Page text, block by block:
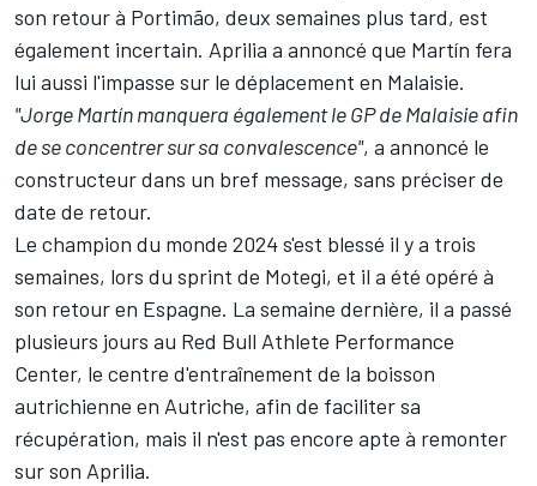
son retour à Portimão, deux semaines plus tard, est
également incertain. Aprilia a annoncé que Martín fera
lui aussi l'impasse sur le déplacement en Malaisie.
"Jorge Martín manquera également le GP de Malaisie afin
de se concentrer sur sa convalescence", a annoncé le
constructeur dans un bref message, sans préciser de
date de retour.
Le champion du monde 2024 s'est blessé il y a trois
semaines, lors du sprint de Motegi, et il a été opéré à
son retour en Espagne. La semaine dernière, il a passé
plusieurs jours au Red Bull Athlete Performance
Center, le centre d'entraînement de la boisson
autrichienne en Autriche, afin de faciliter sa
récupération, mais il n'est pas encore apte à remonter
sur son Aprilia.